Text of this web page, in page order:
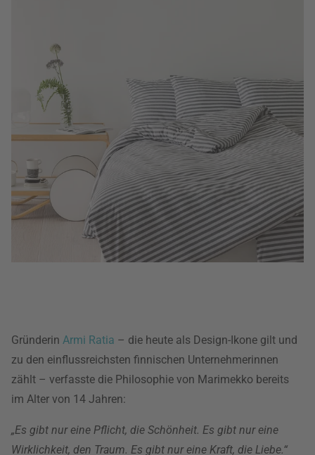
Gründerin Armi Ratia – die heute als Design-Ikone gilt und
zu den einflussreichsten finnischen Unternehmerinnen
zählt – verfasste die Philosophie von Marimekko bereits
im Alter von 14 Jahren:
„Es gibt nur eine Pflicht, die Schönheit. Es gibt nur eine
Wirklichkeit, den Traum. Es gibt nur eine Kraft, die Liebe.“